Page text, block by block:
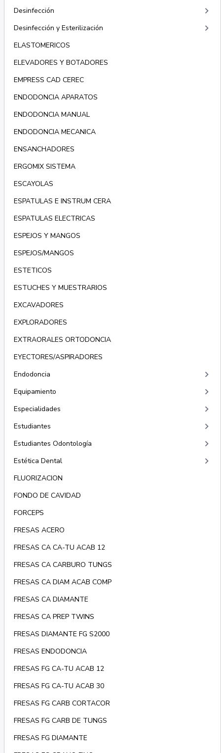
Desinfección keyboard_arrow_right
Desinfección y Esterilización keyboard_arrow_right
ELASTOMERICOS
ELEVADORES Y BOTADORES
EMPRESS CAD CEREC
ENDODONCIA APARATOS
ENDODONCIA MANUAL
ENDODONCIA MECANICA
ENSANCHADORES
ERGOMIX SISTEMA
ESCAYOLAS
ESPATULAS E INSTRUM CERA
ESPATULAS ELECTRICAS
ESPEJOS Y MANGOS
ESPEJOS/MANGOS
ESTETICOS
ESTUCHES Y MUESTRARIOS
EXCAVADORES
EXPLORADORES
EXTRAORALES ORTODONCIA
EYECTORES/ASPIRADORES
Endodoncia
keyboard_arrow_right
Equipamiento keyboard_arrow_right
Especialidades keyboard_arrow_right
Estudiantes keyboard_arrow_right
Estudiantes Odontología keyboard_arrow_right
Estética Dental keyboard_arrow_right
FLUORIZACION
FONDO DE CAVIDAD
FORCEPS
FRESAS ACERO
FRESAS CA CA-TU ACAB 12
FRESAS CA CARBURO TUNGS
FRESAS CA DIAM ACAB COMP
FRESAS CA DIAMANTE
FRESAS CA PREP TWINS
FRESAS DIAMANTE FG S2000
FRESAS ENDODONCIA
FRESAS FG CA-TU ACAB 12
FRESAS FG CA-TU ACAB 30
FRESAS FG CARB CORTACOR
FRESAS FG CARB DE TUNGS
FRESAS FG DIAMANTE